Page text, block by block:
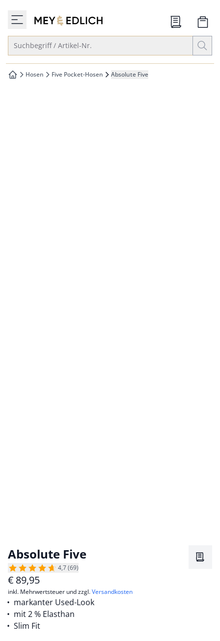
springen
springen
zur Startseite
Suchbegriff / Artikel-Nr.
zur Startseite
Hosen Five Pocket-Hosen Absolute Five
Absolute Five
4,7 (69)
€ 89,95
inkl. Mehrwertsteuer und zzgl.Versandkosten
markanter Used-Look
mit 2 % Elasthan
Slim Fit